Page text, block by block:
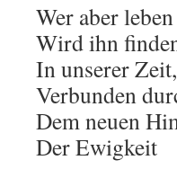
Wer aber
Wird ihn
In unserer
Verbunden
Dem neuen
Der Ewigkeit